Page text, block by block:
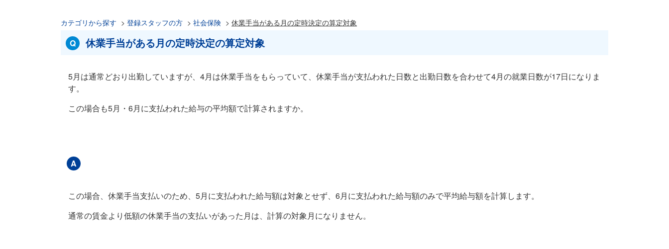
カテゴリから探す > 登録スタッフの方 > 社会保険 > 休業手当がある月の定時決定の算定対象
休業手当がある月の定時決定の算定対象
5月は通常どおり出勤していますが、4月は休業手当をもらっていて、休業手当が支払われた日数と出勤日数を合わせて4月の就業日数が17日になりま
す。
この場合も5月・6月に支払われた給与の平均額で計算されますか。
この場合、休業手当支払いのため、5月に支払われた給与額は対象とせず、6月に支払われた給与額のみで平均給与額を計算します。
通常の賃金より低額の休業手当の支払いがあった月は、計算の対象月になりません。